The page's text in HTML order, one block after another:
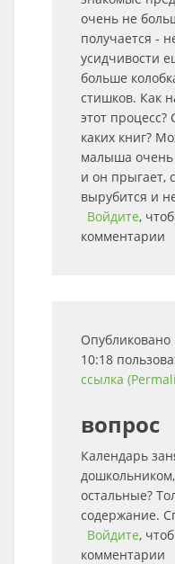
очень не
получается -
усидчивости
больше
стишков. Как
этот процесс?
каких книг?
малыша очень
и он прыгает,
вырубится и
Войдите,
комментарии
Опубликовано
10:18
ссылка
вопрос
Календарь
остальные?
содержание.
Войдите,
комментарии